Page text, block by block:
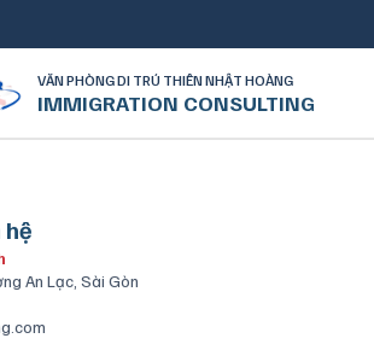
VĂN PHÒNG DI TRÚ THIÊN NHẬT HOÀNG
IMMIGRATION CONSULTING
An Lạc, Sài Gòn